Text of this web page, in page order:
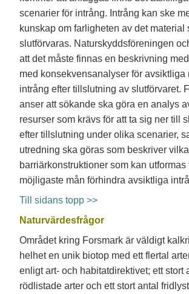
scenarier för intrång. Intrång kan ske
kunskap om farligheten av det material
slutförvaras. Naturskyddsföreningen
att det måste finnas en beskrivning
med konsekvensanalyser för avsiktliga
intrång efter tillslutning av slutförvaret.
anser att sökande ska göra en analys
resurser som krävs för att ta sig ner till
efter tillslutning under olika scenarier,
utredning ska göras som beskriver vilka
barriärkonstruktioner som kan utformas
möjligaste mån förhindra avsiktliga
Till sidans topp >>
Naturvärdesfrågor
Området kring Forsmark är väldigt
helhet en unik biotop med ett flertal
enligt art- och habitatdirektivet; ett stort
rödlistade arter och ett stort antal